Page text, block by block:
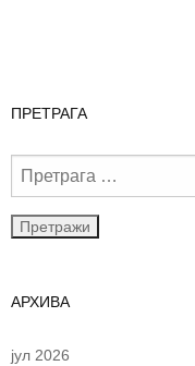
ПРЕТРАГА
АРХИВА
јул 2026